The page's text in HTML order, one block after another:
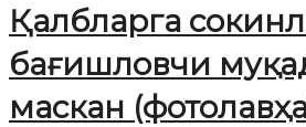
Қалбларга
бағишловчи
маскан